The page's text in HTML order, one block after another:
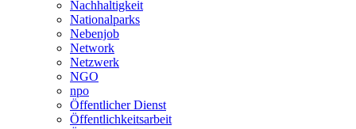
Nachhaltigkeit
Nationalparks
Nebenjob
Network
Netzwerk
NGO
npo
Öffentlicher Dienst
Öffentlichkeitsarbeit